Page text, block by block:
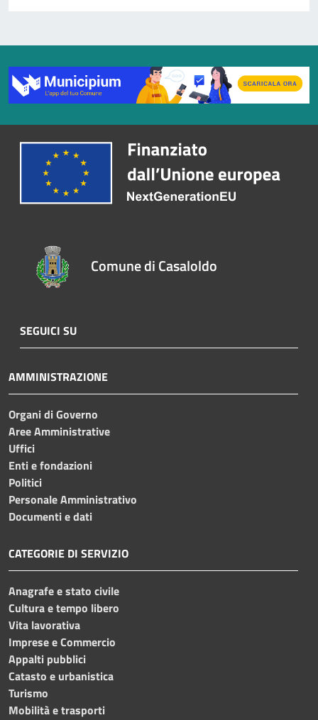
Comune di Casaloldo
SEGUICI SU
AMMINISTRAZIONE
Organi di Governo
Aree Amministrative
Uffici
Enti e fondazioni
Politici
Personale Amministrativo
Documenti e dati
CATEGORIE DI SERVIZIO
Anagrafe e stato civile
Cultura e tempo libero
Vita lavorativa
Imprese e Commercio
Appalti pubblici
Catasto e urbanistica
Turismo
Mobilità e trasporti